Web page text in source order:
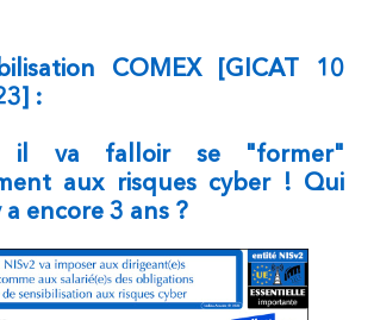
COMEX [GICAT 10
:
il va falloir se "former"
aux risques cyber ! Qui
encore 3 ans ?